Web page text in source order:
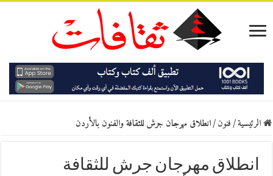
الرئيسية/فنون/انطلاق مهرجان جرش للثقافة والفنون بالأردن
انطلاق مهرجان جرش للثقافة